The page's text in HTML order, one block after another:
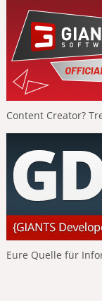
Content Creator?
Eure Quelle für